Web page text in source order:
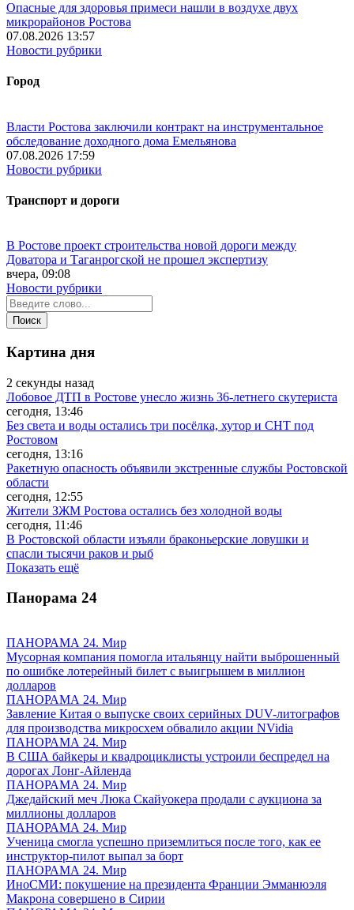
Опасные для здоровья примеси нашли в воздухе двух
микрорайонов Ростова
07.08.2026 13:57
Новости рубрики
Город
Власти Ростова заключили контракт на инструментальное
обследование доходного дома Емельянова
07.08.2026 17:59
Новости рубрики
Транспорт и дороги
В Ростове проект строительства новой дороги между
Доватора и Таганрогской не прошел экспертизу
вчера, 09:08
Новости рубрики
Картина дня
2 секунды назад
Лобовое ДТП в Ростове унесло жизнь 36-летнего скутериста
сегодня, 13:46
Без света и воды остались три посёлка, хутор и СНТ под
Ростовом
сегодня, 13:16
Ракетную опасность объявили экстренные службы Ростовской
области
сегодня, 12:55
Жители ЗЖМ Ростова остались без холодной воды
сегодня, 11:46
В Ростовской области изъяли браконьерские ловушки и
спасли тысячи раков и рыб
Показать ещё
Панорама 24
ПАНОРАМА 24. Мир
Мусорная компания помогла итальянцу найти выброшенный
по ошибке лотерейный билет с выигрышем в миллион
долларов
ПАНОРАМА 24. Мир
Завление Китая о выпуске своих серийных DUV-литографов
для производства микросхем обвалило акции NVidia
ПАНОРАМА 24. Мир
В США байкеры и квадроциклисты устроили беспредел на
дорогах Лонг-Айленда
ПАНОРАМА 24. Мир
Джедайский меч Люка Скайуокера продали с аукциона за
миллионы долларов
ПАНОРАМА 24. Мир
Ученица смогла успешно приземлиться после того, как ее
инструктор-пилот выпал за борт
ПАНОРАМА 24. Мир
ИноСМИ: покушение на президента Франции Эмманюэля
Макрона совершено в Сирии